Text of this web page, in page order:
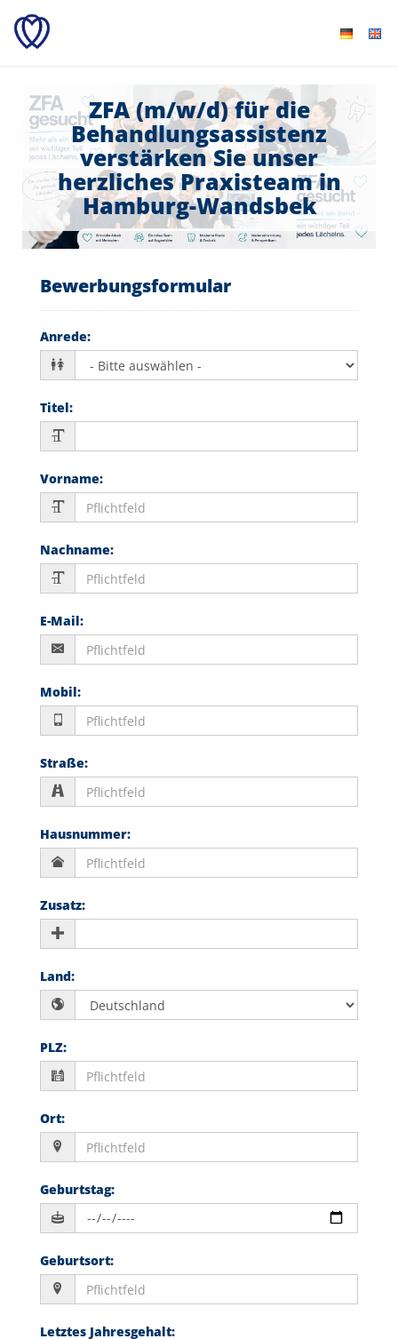
ZFA (m/w/d) für die
Behandlungsassistenz
verstärken Sie unser
herzliches Praxisteam in
Hamburg-Wandsbek
Bewerbungsformular
Anrede:
Titel:
Vorname:
Nachname:
E-Mail:
Mobil:
Straße:
Hausnummer:
Zusatz:
Land:
PLZ:
Ort:
Geburtstag:
Geburtsort:
Letztes Jahresgehalt: